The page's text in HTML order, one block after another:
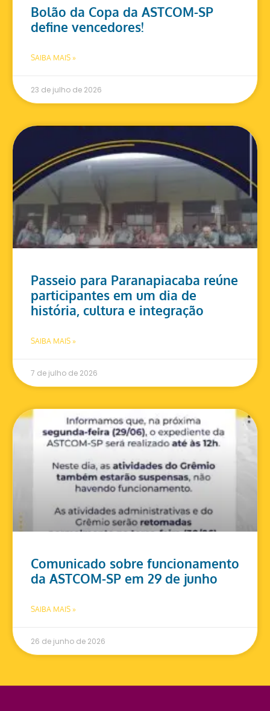
Bolão da Copa da ASTCOM-SP
define vencedores!
SAIBA MAIS »
23 de julho de 2026
Passeio para Paranapiacaba reúne
participantes em um dia de
história, cultura e integração
SAIBA MAIS »
7 de julho de 2026
Comunicado sobre funcionamento
da ASTCOM-SP em 29 de junho
SAIBA MAIS »
26 de junho de 2026